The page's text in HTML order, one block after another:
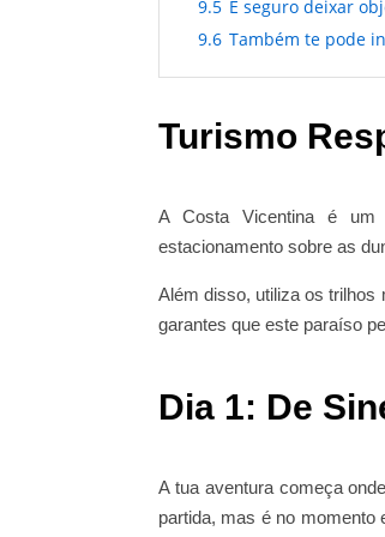
9.5 É seguro deixar
9.6 Também te pode
Turismo
A Costa Vicentina é um
estacionamento sobre as
Além disso, utiliza os trilhos
garantes que este paraíso
Dia 1: De
A tua aventura começa
partida, mas é no